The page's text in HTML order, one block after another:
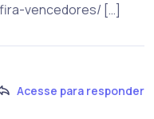
vencedores/ […]
Acesse para responder